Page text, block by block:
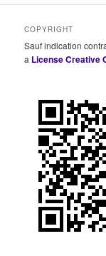
COPYRIGHT
Sauf indication
a License Creative